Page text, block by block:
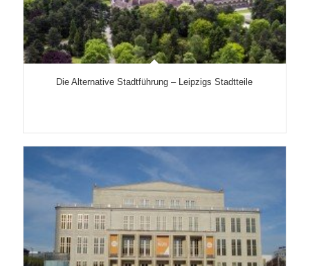
Die Alternative Stadtführung – Leipzigs Stadtteile